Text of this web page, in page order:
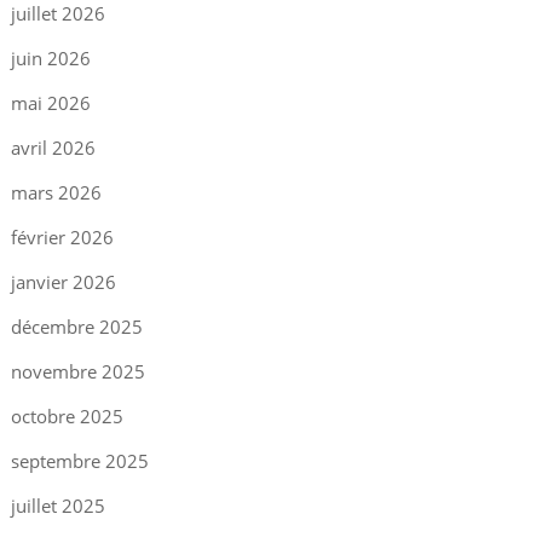
juillet 2026
juin 2026
mai 2026
avril 2026
mars 2026
février 2026
janvier 2026
décembre 2025
novembre 2025
octobre 2025
septembre 2025
juillet 2025